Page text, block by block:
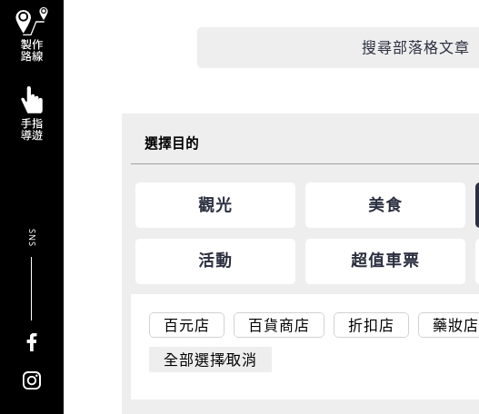
SNS
搜尋部落格文章
選擇目的
觀光 美食
活動 超值車票
百元店 百貨商店 折扣店 藥妝店
全部選擇∕取消